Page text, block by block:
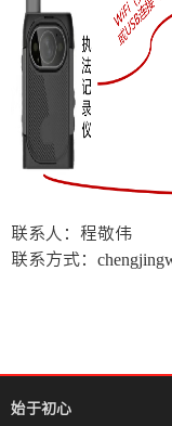
联系人：程敬伟
联系方式：
始于初心